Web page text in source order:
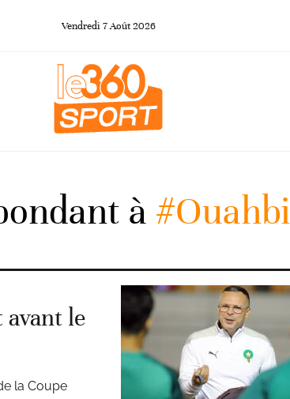
Vendredi 7Août 2026
à #Ouahbi
le
la Coupe